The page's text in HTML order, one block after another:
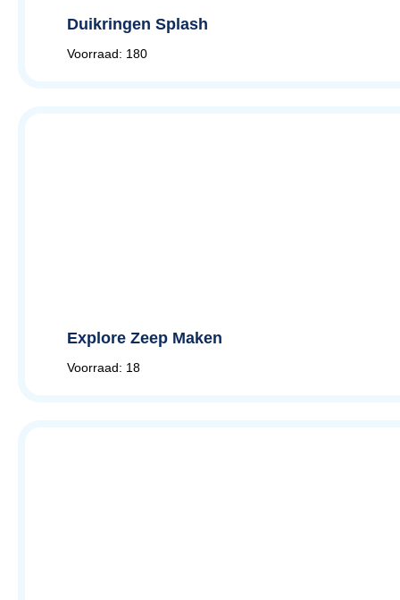
Duikringen Splash
Voorraad: 180
Explore Zeep Maken
Voorraad: 18